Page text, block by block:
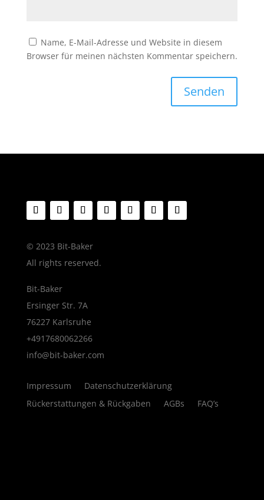
Name, E-Mail-Adresse und Website in diesem
Browser für meinen nächsten Kommentar speichern.
Senden
© 2023 Bit-Baker
All rights reserved.
Bit-Baker
Ersinger Str. 7A
76227 Karlsruhe
+4917680062266
info@bit-baker.com
Impressum
Datenschutzerklärung
Rückerstattungen & Rückgaben
AGBs FAQ’s